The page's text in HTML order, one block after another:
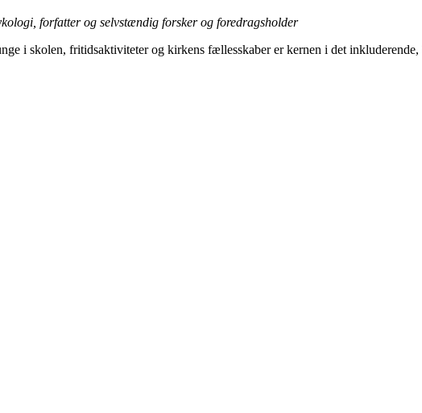
forfatter og selvstændig forsker og foredragsholder
i skolen, fritidsaktiviteter og kirkens fællesskaber er kernen i det